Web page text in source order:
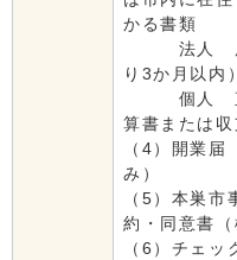
かる書類
法人 履歴
り3か月以内
個人 直近
算書または
（4）開業
み）
（5）本巣
約・同意書（
（6）チェッ